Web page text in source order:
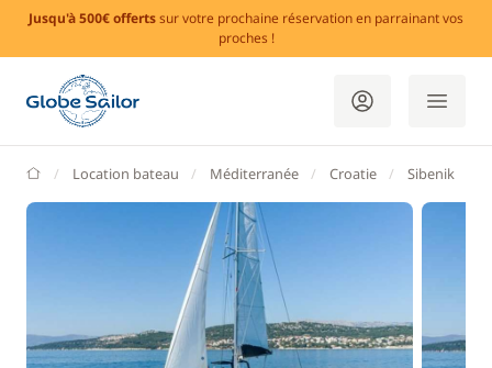
Jusqu'à 500€ offertssur votre prochaine réservation en parrainant vos
proches !
GlobeSailor
Location bateau Méditerranée Croatie Sibenik